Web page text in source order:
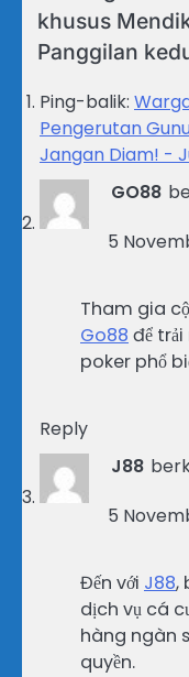
khusus
Panggilan
Ping-balik:
Pengerutan
Jangan Diam! -
GO88
5
Tham gia
Go88 để
poker phổ
Reply
J88
5
Đến với J88,
dịch vụ cá
hàng ngàn
quyền.